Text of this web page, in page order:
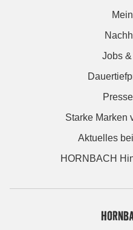
Jobs
Starke Marken
Aktuelles
HORNBACH